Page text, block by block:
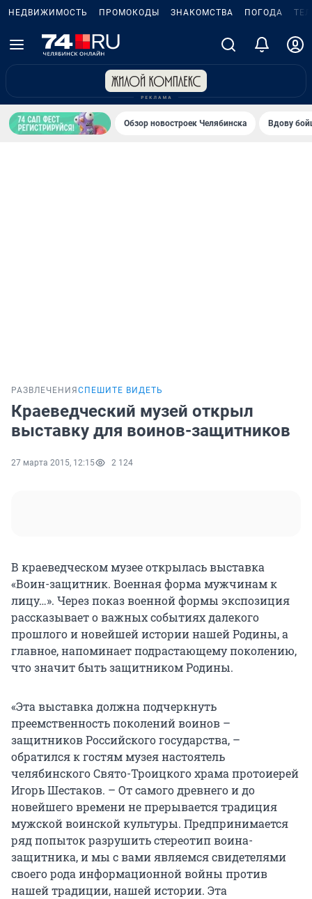
НЕДВИЖИМОСТЬ ПРОМОКОДЫ ЗНАКОМСТВА ПОГОДА
Обзор новостроек Челябинска Вдову
РАЗВЛЕЧЕНИЯ СПЕШИТЕ ВИДЕТЬ
Краеведческий музей открыл
выставку для воинов-защитников
27 марта 2015, 12:15 2 124
В краеведческом музее открылась выставка
«Воин-защитник. Военная форма мужчинам к
лицу…». Через показ военной формы экспозиция
рассказывает о важных событиях далекого
прошлого и новейшей истории нашей Родины, а
главное, напоминает подрастающему поколению,
что значит быть защитником Родины.
«Эта выставка должна подчеркнуть
преемственность поколений воинов –
защитников Российского государства, –
обратился к гостям музея настоятель
челябинского Свято-Троицкого храма протоиерей
Игорь Шестаков. – От самого древнего и до
новейшего времени не прерывается традиция
мужской воинской культуры. Предпринимается
ряд попыток разрушить стереотип воина-
защитника, и мы с вами являемся свидетелями
своего рода информационной войны против
нашей традиции, нашей истории. Эта